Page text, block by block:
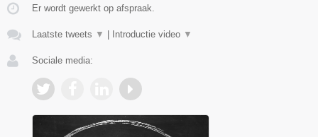
Er wordt gewerkt op afspraak.
Laatste tweets ▼ Introductie video ▼
Sociale media: